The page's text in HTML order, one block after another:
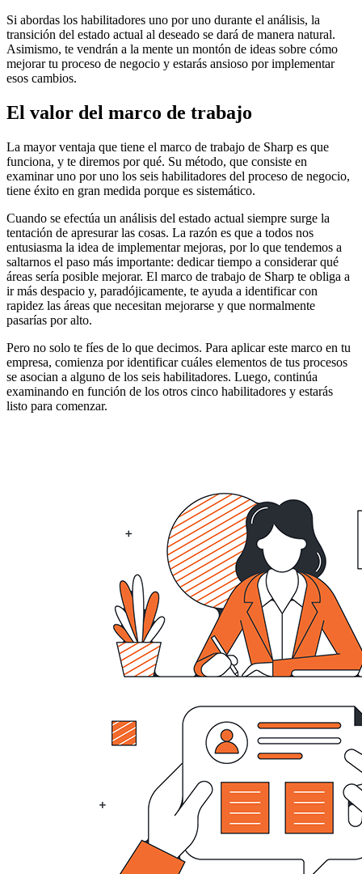
Si abordas los habilitadores uno por uno durante el análisis, la
transición del estado actual al deseado se dará de manera natural.
Asimismo, te vendrán a la mente un montón de ideas sobre cómo
mejorar tu proceso de negocio y estarás ansioso por implementar
esos cambios.
El valor del marco de trabajo
La mayor ventaja que tiene el marco de trabajo de Sharp es que
funciona, y te diremos por qué. Su método, que consiste en
examinar uno por uno los seis habilitadores del proceso de negocio,
tiene éxito en gran medida porque es sistemático.
Cuando se efectúa un análisis del estado actual siempre surge la
tentación de apresurar las cosas. La razón es que a todos nos
entusiasma la idea de implementar mejoras, por lo que tendemos a
saltarnos el paso más importante: dedicar tiempo a considerar qué
áreas sería posible mejorar. El marco de trabajo de Sharp te obliga a
ir más despacio y, paradójicamente, te ayuda a identificar con
rapidez las áreas que necesitan mejorarse y que normalmente
pasarías por alto.
Pero no solo te fíes de lo que decimos. Para aplicar este marco en tu
empresa, comienza por identificar cuáles elementos de tus procesos
se asocian a alguno de los seis habilitadores. Luego, continúa
examinando en función de los otros cinco habilitadores y estarás
listo para comenzar.